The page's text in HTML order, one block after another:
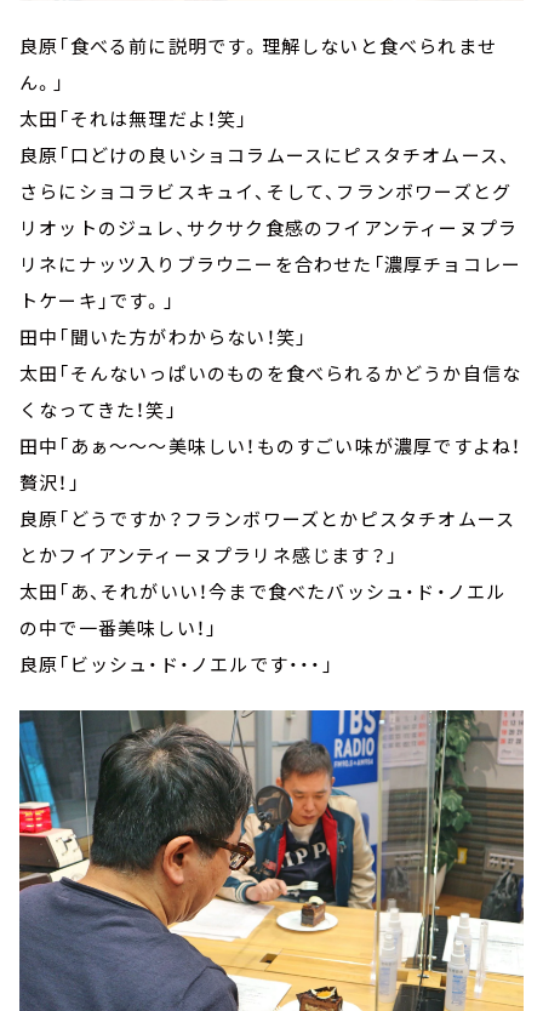
良原「食べる前に説明です。理解しないと食べられませ
ん。」
太田「それは無理だよ！笑」
良原「口どけの良いショコラムースにピスタチオムース、
さらにショコラビスキュイ、そして、フランボワーズとグ
リオットのジュレ、サクサク食感のフイアンティーヌプラ
リネにナッツ入りブラウニーを合わせた「濃厚チョコレー
トケーキ」です。」
田中「聞いた方がわからない！笑」
太田「そんないっぱいのものを食べられるかどうか自信な
くなってきた！笑」
田中「あぁ～～～美味しい！ものすごい味が濃厚ですよね！
贅沢！」
良原「どうですか？フランボワーズとかピスタチオムース
とかフイアンティーヌプラリネ感じます？」
太田「あ、それがいい！今まで食べたバッシュ・ド・ノエル
の中で一番美味しい！」
良原「ビッシュ・ド・ノエルです・・・」